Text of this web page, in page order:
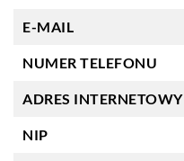
E-MAIL
NUMER TELEFONU
ADRES INTERNETOWY
NIP